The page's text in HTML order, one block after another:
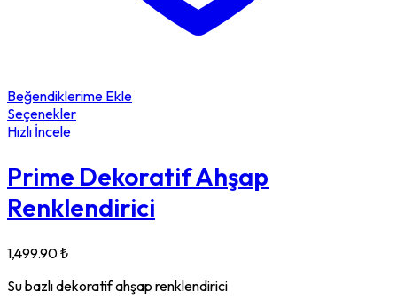
Beğendiklerime Ekle
Seçenekler
Hızlı İncele
Prime Dekoratif Ahşap
Renklendirici
1,499.90₺
Su bazlı dekoratif ahşap renklendirici